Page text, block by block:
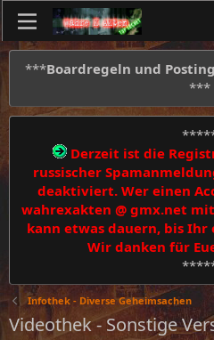
***Boardregeln und
***
Derzeit ist die
russischer
deaktiviert. Wer einen
wahrexakten @ gmx.net
kann etwas dauern, bis
Wir danken für
Infothek - Diverse Geheimsachen
Videothek - Sonstige